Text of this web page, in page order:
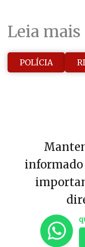
Leia mais
POLÍCIA
informado